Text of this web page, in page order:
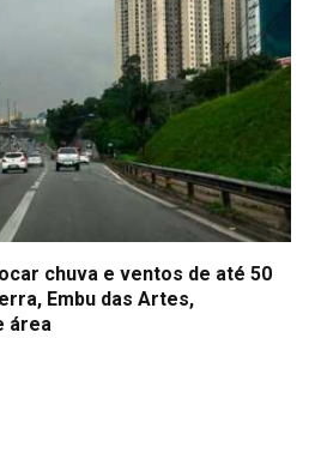
chuva e ventos de até 50
Embu das Artes,
área